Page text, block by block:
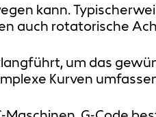
kann.
auch rotatorische
um das
Kurven